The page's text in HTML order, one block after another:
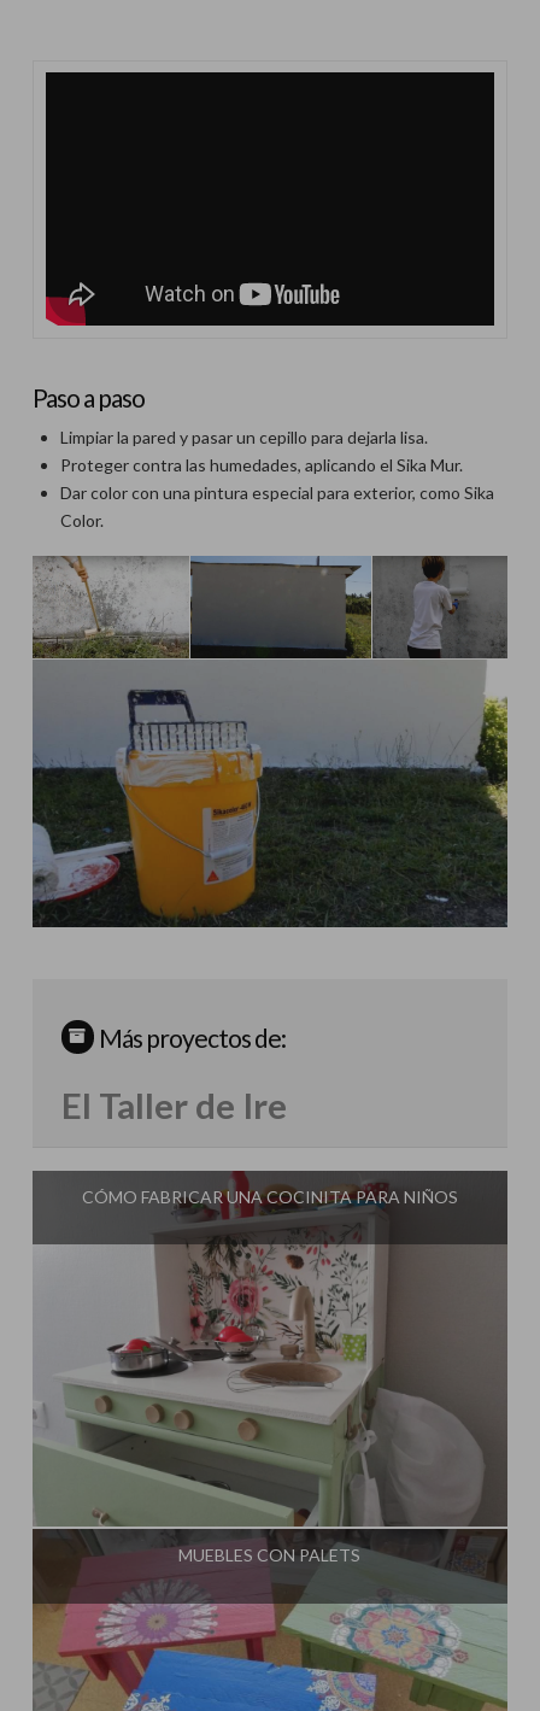
Paso a paso
Limpiar la pared y pasar un cepillo para dejarla lisa.
Proteger contra las humedades, aplicando el Sika Mur.
Dar color con una pintura especial para exterior, como Sika
Color.
Más proyectos de:
El Taller de Ire
CÓMO FABRICAR UNA COCINITA PARA NIÑOS
Influencer:El Taller de Ire
MUEBLES CON PALETS